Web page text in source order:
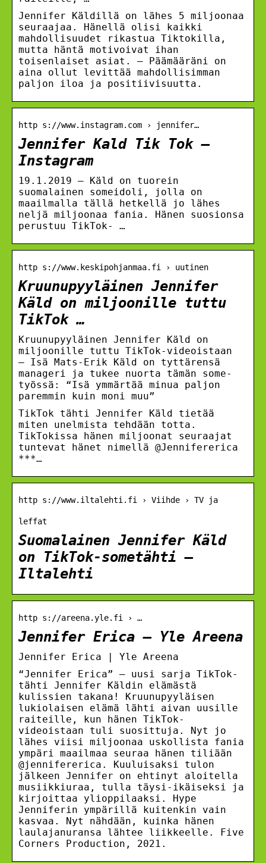
Jennifer Käldillä on lähes 5 miljoonaa
seuraajaa. Hänellä olisi kaikki
mahdollisuudet rikastua Tiktokilla,
mutta häntä motivoivat ihan
toisenlaiset asiat. – Päämääräni on
aina ollut levittää mahdollisimman
paljon iloa ja positiivisuutta.
http s://www.instagram.com › jennifer…
Jennifer Kald Tik Tok –
Instagram
19.1.2019 — Käld on tuorein
suomalainen someidoli, jolla on
maailmalla tällä hetkellä jo lähes
neljä miljoonaa fania. Hänen suosionsa
perustuu TikTok- …
http s://www.keskipohjanmaa.fi › uutinen
Kruunupyyläinen Jennifer
Käld on miljoonille tuttu
TikTok …
Kruunupyyläinen Jennifer Käld on
miljoonille tuttu TikTok-videoistaan
– Isä Mats-Erik Käld on tyttärensä
manageri ja tukee nuorta tämän some-
työssä: “Isä ymmärtää minua paljon
paremmin kuin moni muu”
TikTok tähti Jennifer Käld tietää
miten unelmista tehdään totta.
TikTokissa hänen miljoonat seuraajat
tuntevat hänet nimellä @Jennifererica
***…
http s://www.iltalehti.fi › Viihde › TV ja
leffat
Suomalainen Jennifer Käld
on TikTok-sometähti –
Iltalehti
http s://areena.yle.fi › …
Jennifer Erica – Yle Areena
Jennifer Erica | Yle Areena
“Jennifer Erica” – uusi sarja TikTok-
tähti Jennifer Käldin elämästä
kulissien takana! Kruunupyyläisen
lukiolaisen elämä lähti aivan uusille
raiteille, kun hänen TikTok-
videoistaan tuli suosittuja. Nyt jo
lähes viisi miljoonaa uskollista fania
ympäri maailmaa seuraa hänen tiliään
@jennifererica. Kuuluisaksi tulon
jälkeen Jennifer on ehtinyt aloitella
musiikkiuraa, tulla täysi-ikäiseksi ja
kirjoittaa ylioppilaaksi. Hype
Jenniferin ympärillä kuitenkin vain
kasvaa. Nyt nähdään, kuinka hänen
laulajanuransa lähtee liikkeelle. Five
Corners Production, 2021.